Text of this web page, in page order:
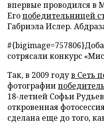
впервые проводился в
Егопобедительницей
Габриэла Ислер.
сотрясали конкурс
Так, в 2009 годув Сеть
фотографии
18-летней Софьи
откровенная
сделана еще до того,